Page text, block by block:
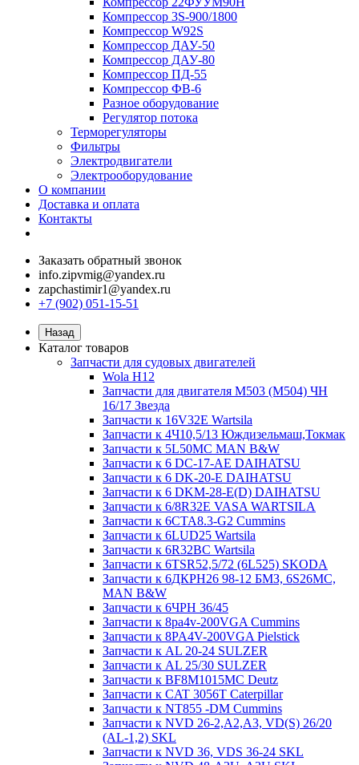
Компрессор 3S-900/1800
Компрессор W92S
Компрессор ДАУ-50
Компрессор ДАУ-80
Компрессор ПД-55
Компрессор ФВ-6
Разное оборудование
Регулятор потока
Терморегуляторы
Фильтры
Электродвигатели
Электрооборудование
О компании
Доставка и оплата
Контакты
Заказать обратный звонок
info.zipvmig@yandex.ru
zapchastimir1@yandex.ru
+7 (902) 051-15-51
Назад
Каталог товаров
Запчасти для судовых двигателей
Wola H12
Запчасти для двигателя M503 (M504) ЧН
16/17 Звезда
Запчасти к 16V32E Wartsila
Запчасти к 4Ч10,5/13 Юждизельмаш,Токмак
Запчасти к 5L50MC MAN B&W
Запчасти к 6 DC-17-AE DAIHATSU
Запчасти к 6 DK-20-E DAIHATSU
Запчасти к 6 DKM-28-E(D) DAIHATSU
Запчасти к 6/8R32E VASA WARTSILA
Запчасти к 6CTA8.3-G2 Cummins
Запчасти к 6LUD25 Wartsila
Запчасти к 6R32BC Wartsila
Запчасти к 6TSR52,5/72 (6L525) SKODA
Запчасти к 6ДКРН26 98-12 БМЗ, 6S26MC,
MAN B&W
Запчасти к 6ЧРН 36/45
Запчасти к 8pa4v-200VGA Cummins
Запчасти к 8PA4V-200VGA Pielstick
Запчасти к AL 20-24 SULZER
Запчасти к AL 25/30 SULZER
Запчасти к BF8M1015MC Deutz
Запчасти к CAT 3056T Caterpillar
Запчасти к NT855 -DM Cummins
Запчасти к NVD 26-2,A2,A3, VD(S) 26/20
(AL-1,2) SKL
Запчасти к NVD 36, VDS 36-24 SKL